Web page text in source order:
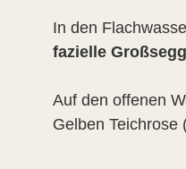
In den
fazielle
Auf den offenen
Gelben Teichrose